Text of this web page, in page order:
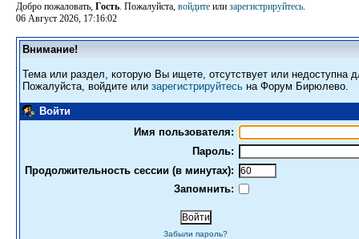
Добро пожаловать, Гость. Пожалуйста, войдите или зарегистрируйтесь.
06 Август 2026, 17:16:02
Внимание!
Тема или раздел, которую Вы ищете, отсутствует или недоступна
Пожалуйста, войдите или зарегистрируйтесь на Форум Бирюлево.
Войти
Имя пользователя:
Пароль:
Продолжительность сессии (в минутах):
Запомнить:
Забыли пароль?